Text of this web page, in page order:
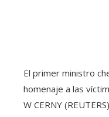
El primer ministro
homenaje a las
W CERNY (REUTERS)